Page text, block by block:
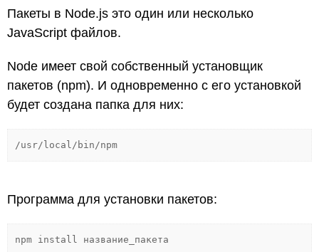
Пакеты в Node.js это один или несколько
JavaScript файлов.
Node имеет свой собственный установщик
пакетов (npm). И одновременно с его установкой
будет создана папка для них:
/usr/local/bin/npm
Программа для установки пакетов:
npm install название_пакета